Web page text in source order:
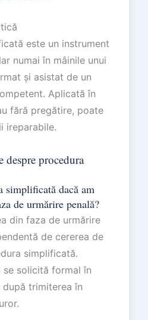
este un instrument
numai în mâinile unui
și asistat de un
Aplicată în
fără pregătire, poate
ireparabile.
despre procedura
simplificată dacă am
de urmărire penală?
din faza de urmărire
de cererea de
simplificată.
se solicită formal în
trimiterea în